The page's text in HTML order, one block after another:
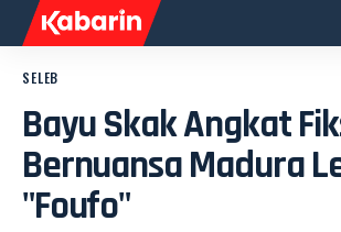
SELEB
Bayu Skak Angkat
Bernuansa Madura
"Foufo"